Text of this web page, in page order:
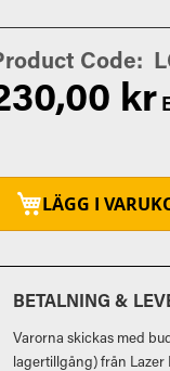
Code
kr
LÄGG I
BETALNING &
Varorna skickas med
lagertillgång) från Lazer